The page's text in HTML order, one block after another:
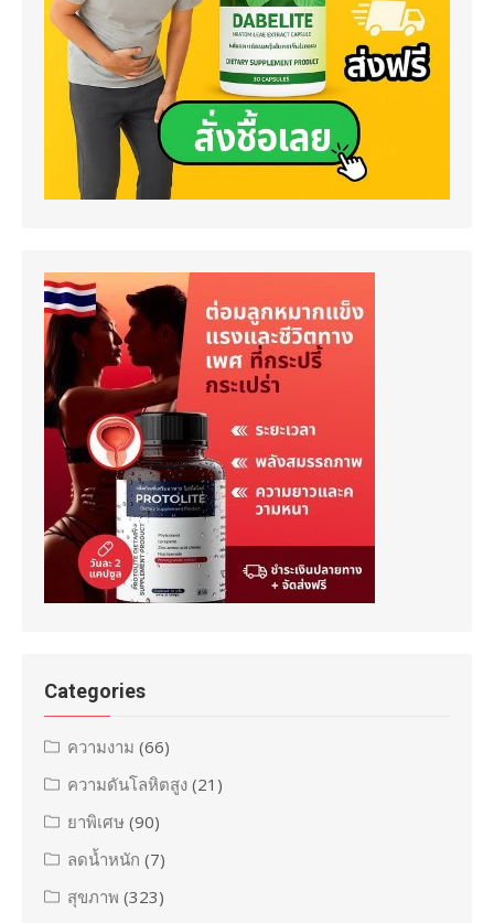
Categories
ความงาม (66)
ความดันโลหิตสูง (21)
ยาพิเศษ (90)
ลดน้ำหนัก (7)
สุขภาพ (323)